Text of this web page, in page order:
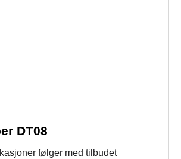
DT08
følger med tilbudet